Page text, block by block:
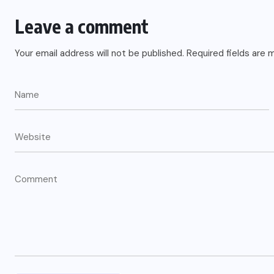
Leave a comment
Your email address will not be published. Required fields are